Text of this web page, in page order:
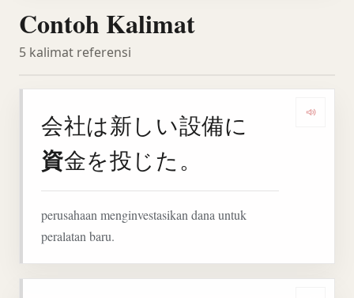
Contoh Kalimat
5 kalimat referensi
会社は新しい設備に
資金を投じた。
perusahaan menginvestasikan dana untuk
peralatan baru.